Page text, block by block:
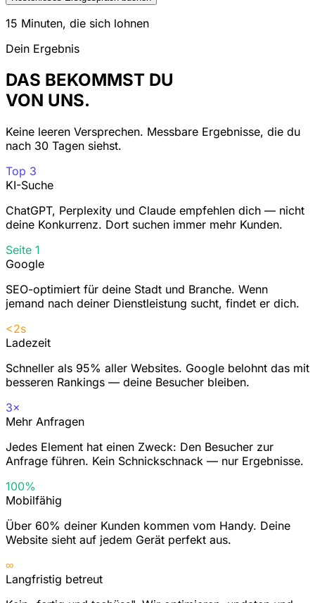
15 Minuten, die sich lohnen
Dein Ergebnis
DAS BEKOMMST DU
VON UNS.
Keine leeren Versprechen. Messbare Ergebnisse, die du
nach 30 Tagen siehst.
Top 3
KI-Suche
ChatGPT, Perplexity und Claude empfehlen dich — nicht
deine Konkurrenz. Dort suchen immer mehr Kunden.
Seite 1
Google
SEO-optimiert für deine Stadt und Branche. Wenn
jemand nach deiner Dienstleistung sucht, findet er dich.
<2s
Ladezeit
Schneller als 95% aller Websites. Google belohnt das mit
besseren Rankings — deine Besucher bleiben.
3×
Mehr Anfragen
Jedes Element hat einen Zweck: Den Besucher zur
Anfrage führen. Kein Schnickschnack — nur Ergebnisse.
100%
Mobilfähig
Über 60% deiner Kunden kommen vom Handy. Deine
Website sieht auf jedem Gerät perfekt aus.
∞
Langfristig betreut